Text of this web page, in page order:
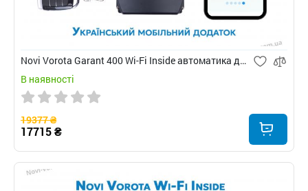
Novi Vorota Garant 400 Wi-Fi Inside автоматика для розпашних воріт
В наявності
19377 ₴
17715 ₴